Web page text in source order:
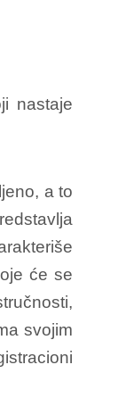
nastaje
a to
će se
svojim